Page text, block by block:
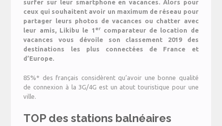
surfer sur leur smartphone en vacances. Alors pour
ceux qui souhaitent avoir un maximum de réseau pour
partager leurs photos de vacances ou chatter avec
leur amis, Likibu le 1 ercomparateur de location de
vacances vous dévoile son classement 2019 des
destinations les plus connectées de France et
d’Europe.
85%* des français considèrent qu’avoir une bonne qualité
de connexion à la 3G/4G est un atout touristique pour une
ville.
TOP des stations balnéaires